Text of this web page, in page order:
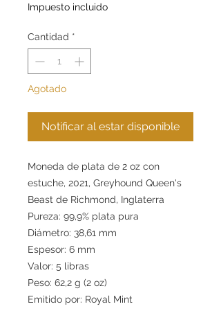
Impuesto incluido
Cantidad *
Agotado
Notificar al estar disponible
Moneda de plata de 2 oz con
estuche, 2021, Greyhound Queen's
Beast de Richmond, Inglaterra
Pureza: 99,9% plata pura
Diámetro: 38,61 mm
Espesor: 6 mm
Valor: 5 libras
Peso: 62,2 g (2 oz)
Emitido por: Royal Mint